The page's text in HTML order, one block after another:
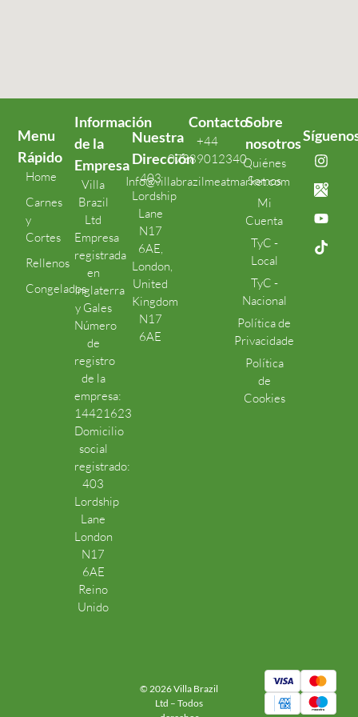
Menu
Rápido
Home
Carnes
y
Cortes
Rellenos
Congelados
Información
de la
Empresa
Villa
Brazil
Ltd
Empresa
registrada
en
Inglaterra
y Gales
Número
de
registro
de la
empresa:
14421623
Domicilio
social
registrado:
403
Lordship
Lane
London
N17
6AE
Reino
Unido
Nuestra
Dirección
403
Lordship
Lane
N17
6AE,
London,
United
Kingdom
N17
6AE
Contacto
+44
07389012340
Info@villabrazilmeatmarket.com
Sobre
nosotros
Quiénes
Somos
Mi
Cuenta
TyC -
Local
TyC -
Nacional
Política de
Privacidade
Política
de
Cookies
© 2026 Villa Brazil
Ltd – Todos